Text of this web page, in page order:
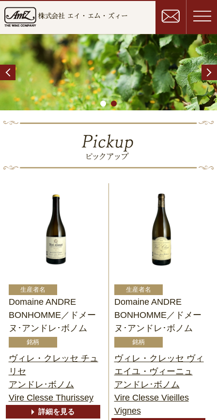
株式会社 エイ・エム・ズィー
Domaine ANDRE
BONHOMME／ドメー
ヌ･アンドレ･ボノム
ヴィレ・クレッセ チュ
リセ
アンドレ･ボノム
Vire Clesse Thurissey
詳細を見る
Domaine ANDRE
BONHOMME／ドメー
ヌ･アンドレ･ボノム
ヴィレ・クレッセ ヴィ
エイユ・ヴィーニュ
アンドレ･ボノム
Vire Clesse Vieilles
Vignes